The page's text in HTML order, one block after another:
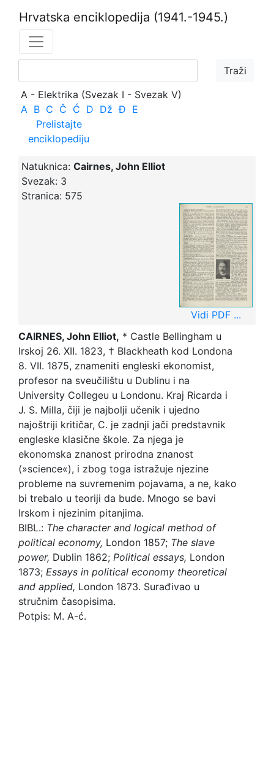
Hrvatska enciklopedija (1941.-1945.)
A - Elektrika (Svezak I - Svezak V)
A B C Č Ć D Dž Đ E
Prelistajte
enciklopediju
Natuknica: Cairnes, John Elliot
Svezak: 3
Stranica: 575
Vidi PDF ...
CAIRNES, John Elliot, * Castle Bellingham u
Irskoj 26. XII. 1823, † Blackheath kod Londona
8. VII. 1875, znameniti engleski ekonomist,
profesor na sveučilištu u Dublinu i na
University Collegeu u Londonu. Kraj Ricarda i
J. S. Milla, čiji je najbolji učenik i ujedno
najoštriji kritičar, C. je zadnji jači predstavnik
engleske klasične škole. Za njega je
ekonomska znanost prirodna znanost
(»science«), i zbog toga istražuje njezine
probleme na suvremenim pojavama, a ne, kako
bi trebalo u teoriji da bude. Mnogo se bavi
Irskom i njezinim pitanjima.
BIBL.: The character and logical method of
political economy, London 1857; The slave
power, Dublin 1862; Political essays, London
1873; Essays in political economy theoretical
and applied, London 1873. Surađivao u
stručnim časopisima.
Potpis: M. A-ć.